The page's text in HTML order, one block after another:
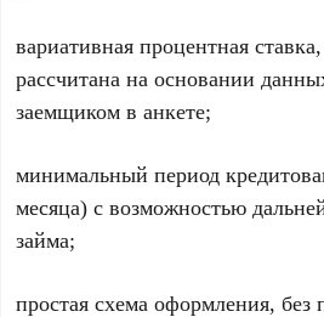
вариативная процентная
рассчитана на основании
заемщиком в анкете;
минимальный период
месяца) с возможностью
займа;
простая схема оформления, без